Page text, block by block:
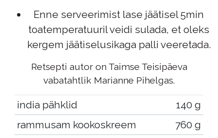
Enne serveerimist lase jäätisel 5min
toatemperatuuril veidi sulada, et oleks
kergem jäätiselusikaga palli veeretada.
Retsepti autor on Taimse Teisipäeva
vabatahtlik Marianne Pihelgas.
india pähklid
140 g
rammusam kookoskreem
760 g